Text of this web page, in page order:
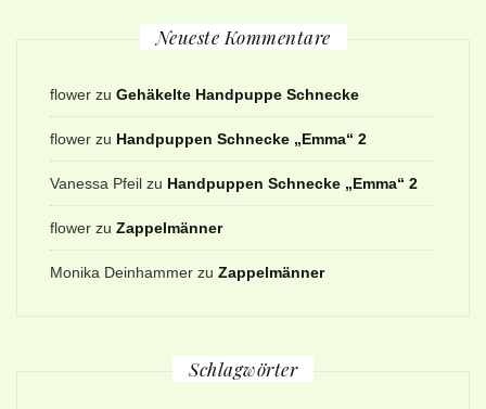
Neueste Kommentare
flower zu Gehäkelte Handpuppe Schnecke
flower zu Handpuppen Schnecke „Emma“ 2
Vanessa Pfeil zu Handpuppen Schnecke „Emma“ 2
flower zu Zappelmänner
Monika Deinhammer zu Zappelmänner
Schlagwörter